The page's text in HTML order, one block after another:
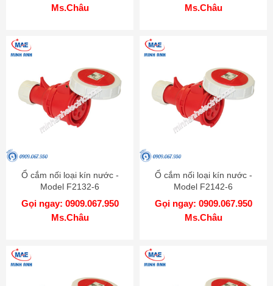
Ms.Châu
Ms.Châu
Ổ cắm nối loại kín nước -
Model F2132-6
Gọi ngay: 0909.067.950
Ms.Châu
Ổ cắm nối loại kín nước -
Model F2142-6
Gọi ngay: 0909.067.950
Ms.Châu